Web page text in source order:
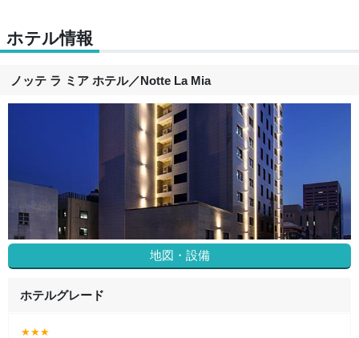
ホテル情報
ノッテ ラ ミア ホテル／Notte La Mia
地図・設備
ホテルグレード
★★★